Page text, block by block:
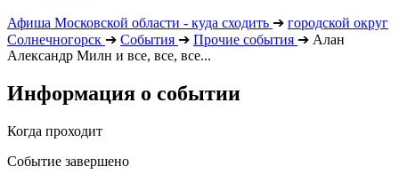
Афиша Московской области - куда сходить ➔ городской округ
Солнечногорск ➔ События ➔ Прочие события ➔ Алан
Александр Милн и все, все, все...
Информация о событии
Когда проходит
Событие завершено